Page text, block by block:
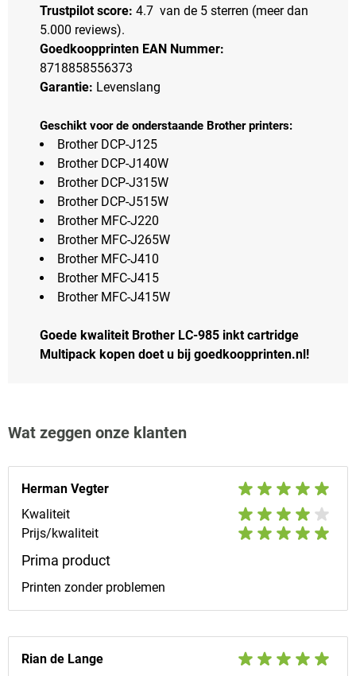
Trustpilot score: 4.7 van de 5 sterren (meer dan
5.000 reviews).
Goedkoopprinten EAN Nummer:
8718858556373
Garantie: Levenslang
Geschikt voor de onderstaande Brother printers:
Brother DCP-J125
Brother DCP-J140W
Brother DCP-J315W
Brother DCP-J515W
Brother MFC-J220
Brother MFC-J265W
Brother MFC-J410
Brother MFC-J415
Brother MFC-J415W
Goede kwaliteit Brother LC-985 inkt cartridge
Multipack kopen doet u bij goedkoopprinten.nl!
Wat zeggen onze klanten
Herman Vegter
Kwaliteit
Prijs/kwaliteit
Prima product
Printen zonder problemen
Rian de Lange